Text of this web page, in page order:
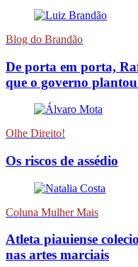
Blog do Brandão
De porta em porta,
que o governo
Olhe Direito!
Os riscos de assédio
Coluna Mulher Mais
Atleta piauiense
nas artes marciais